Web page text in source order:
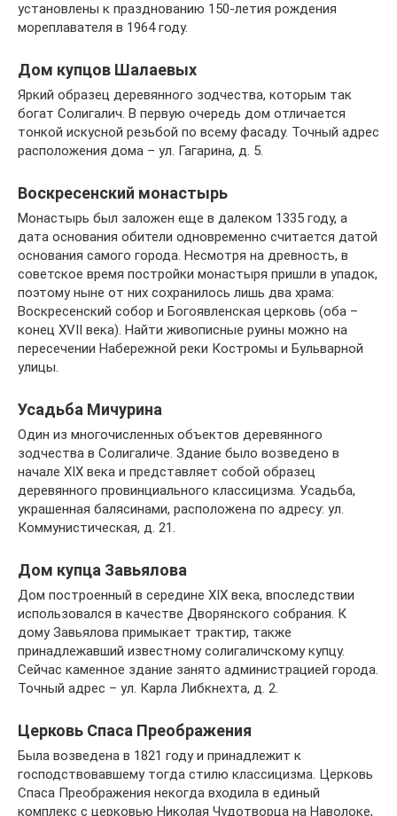
установлены к празднованию 150-летия рождения
мореплавателя в 1964 году.
Дом купцов Шалаевых
Яркий образец деревянного зодчества, которым так
богат Солигалич. В первую очередь дом отличается
тонкой искусной резьбой по всему фасаду. Точный адрес
расположения дома – ул. Гагарина, д. 5.
Воскресенский монастырь
Монастырь был заложен еще в далеком 1335 году, а
дата основания обители одновременно считается датой
основания самого города. Несмотря на древность, в
советское время постройки монастыря пришли в упадок,
поэтому ныне от них сохранилось лишь два храма:
Воскресенский собор и Богоявленская церковь (оба –
конец XVII века). Найти живописные руины можно на
пересечении Набережной реки Костромы и Бульварной
улицы.
Усадьба Мичурина
Один из многочисленных объектов деревянного
зодчества в Солигаличе. Здание было возведено в
начале XIX века и представляет собой образец
деревянного провинциального классицизма. Усадьба,
украшенная балясинами, расположена по адресу: ул.
Коммунистическая, д. 21.
Дом купца Завьялова
Дом построенный в середине XIX века, впоследствии
использовался в качестве Дворянского собрания. К
дому Завьялова примыкает трактир, также
принадлежавший известному солигаличскому купцу.
Сейчас каменное здание занято администрацией города.
Точный адрес – ул. Карла Либкнехта, д. 2.
Церковь Спаса Преображения
Была возведена в 1821 году и принадлежит к
господствовавшему тогда стилю классицизма. Церковь
Спаса Преображения некогда входила в единый
комплекс с церковью Николая Чудотворца на Наволоке,